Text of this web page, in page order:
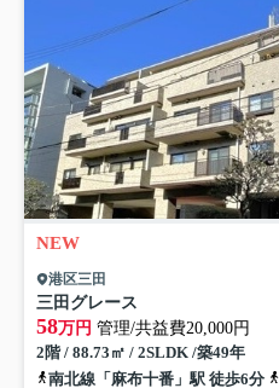
NEW
港区三田
三田グレース
58万円 管理/共益費20,000円
2階 / 88.73㎡ / 2SLDK /築49年
南北線「麻布十番」駅 徒歩6分